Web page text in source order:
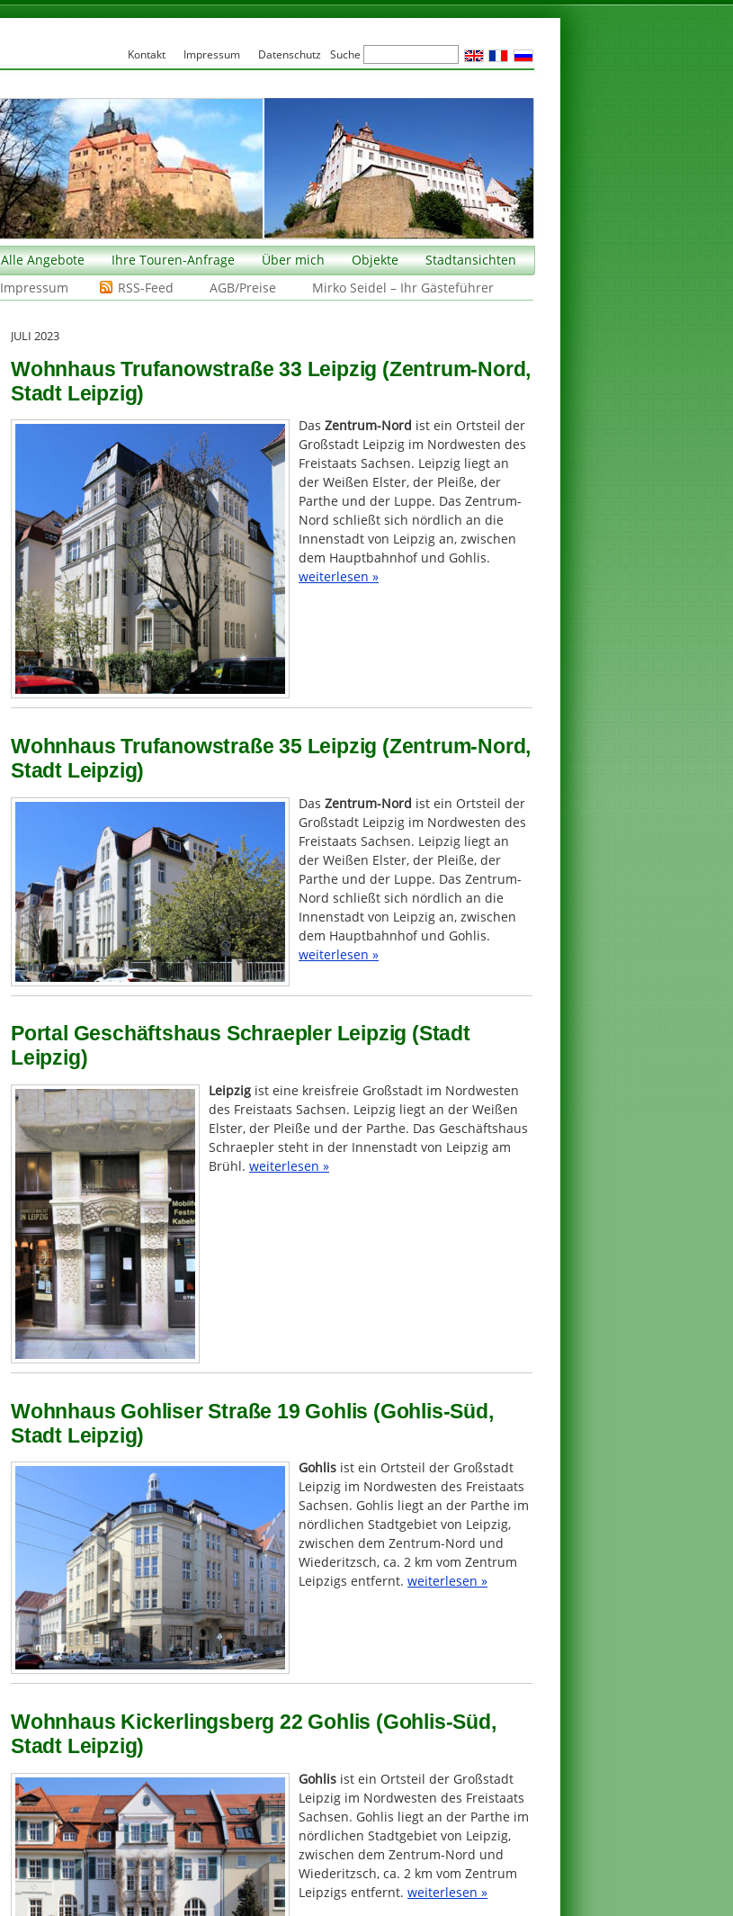
Alle Angebote Ihre Touren-Anfrage Über mich Objekte
Stadtansichten
Impressum RSS-Feed AGB/Preise Mirko Seidel – Ihr Gästeführer
JULI 2023
Wohnhaus Trufanowstraße 33 Leipzig (Zentrum-Nord,
Stadt Leipzig)
Das Zentrum-Nord ist ein Ortsteil der
Großstadt Leipzig im Nordwesten des
Freistaats Sachsen. Leipzig liegt an
der Weißen Elster, der Pleiße, der
Parthe und der Luppe. Das Zentrum-
Nord schließt sich nördlich an die
Innenstadt von Leipzig an, zwischen
dem Hauptbahnhof und Gohlis.
weiterlesen »
Wohnhaus Trufanowstraße 35 Leipzig (Zentrum-Nord,
Stadt Leipzig)
Das Zentrum-Nord ist ein Ortsteil der
Großstadt Leipzig im Nordwesten des
Freistaats Sachsen. Leipzig liegt an
der Weißen Elster, der Pleiße, der
Parthe und der Luppe. Das Zentrum-
Nord schließt sich nördlich an die
Innenstadt von Leipzig an, zwischen
dem Hauptbahnhof und Gohlis.
weiterlesen »
Portal Geschäftshaus Schraepler Leipzig (Stadt
Leipzig)
Leipzig ist eine kreisfreie Großstadt im Nordwesten
des Freistaats Sachsen. Leipzig liegt an der Weißen
Elster, der Pleiße und der Parthe. Das Geschäftshaus
Schraepler steht in der Innenstadt von Leipzig am
Brühl. weiterlesen »
Wohnhaus Gohliser Straße 19 Gohlis (Gohlis-Süd,
Stadt Leipzig)
Gohlis ist ein Ortsteil der Großstadt
Leipzig im Nordwesten des Freistaats
Sachsen. Gohlis liegt an der Parthe im
nördlichen Stadtgebiet von Leipzig,
zwischen dem Zentrum-Nord und
Wiederitzsch, ca. 2 km vom Zentrum
Leipzigs entfernt. weiterlesen »
Wohnhaus Kickerlingsberg 22 Gohlis (Gohlis-Süd,
Stadt Leipzig)
Gohlis ist ein Ortsteil der Großstadt
Leipzig im Nordwesten des Freistaats
Sachsen. Gohlis liegt an der Parthe im
nördlichen Stadtgebiet von Leipzig,
zwischen dem Zentrum-Nord und
Wiederitzsch, ca. 2 km vom Zentrum
Leipzigs entfernt. weiterlesen »
Kontakt Impressum Datenschutz Suche